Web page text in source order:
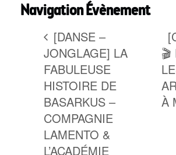
Navigation Évènement
[DANSE –
JONGLAGE] LA
FABULEUSE
HISTOIRE DE
BASARKUS –
COMPAGNIE
LAMENTO &
L’ACADÉMIE
À